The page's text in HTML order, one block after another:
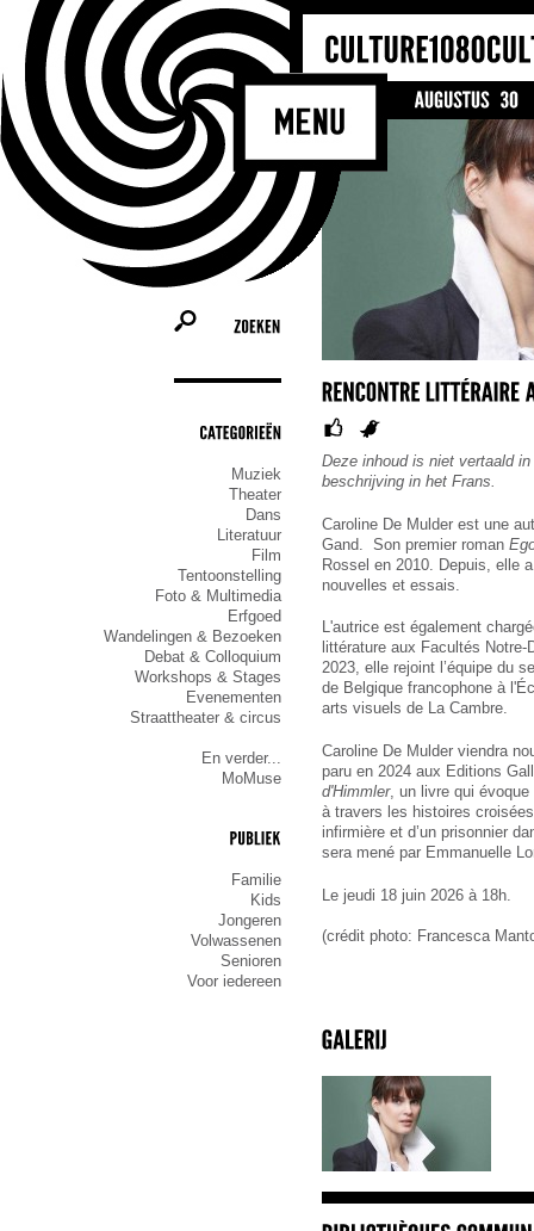
Muziek
Theater
Dans
Literatuur
Film
Tentoonstelling
Foto & Multimedia
Erfgoed
Wandelingen & Bezoeken
Debat & Colloquium
Workshops & Stages
Evenementen
Straattheater & circus
En verder...
MoMuse
Familie
Kids
Jongeren
Volwassenen
Senioren
Voor iedereen
Deze inhoud is niet vertaald
beschrijving in het Frans.
Caroline De Mulder est une
Gand.  Son premier roman
Rossel en 2010. Depuis, elle
nouvelles et essais.
L'autrice est également
littérature aux Facultés
2023, elle rejoint l’équipe du
de Belgique francophone à
arts visuels de La Cambre.
Caroline De Mulder viendra
paru en 2024 aux Editions
d'Himmler, un livre qui évoque
à travers les histoires
infirmière et d’un prisonnier
sera mené par Emmanuelle
Le jeudi 18 juin 2026 à 18h.
(crédit photo: Francesca